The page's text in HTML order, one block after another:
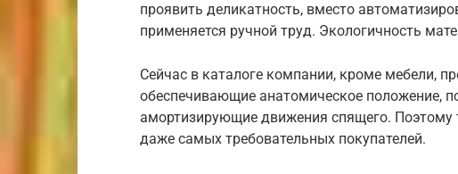
проявить деликатность, вместо
применяется ручной труд. Экологичность
Сейчас в каталоге компании, кроме мебели,
обеспечивающие анатомическое положение,
амортизирующие движения спящего.
даже самых требовательных покупателей.